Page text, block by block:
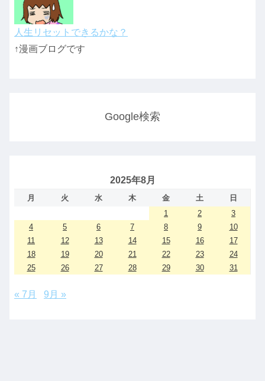
人生リセットできるかな？
↑漫画ブログです
Google検索
2025年8月
月 火 水 木 金 土
日
1
2
3
4
5 6 7 8 9
10
11
12 13 14 15 16
17
18
19 20 21 22 23
24
25
26 27 28 29 30 31
« 7月 9月 »